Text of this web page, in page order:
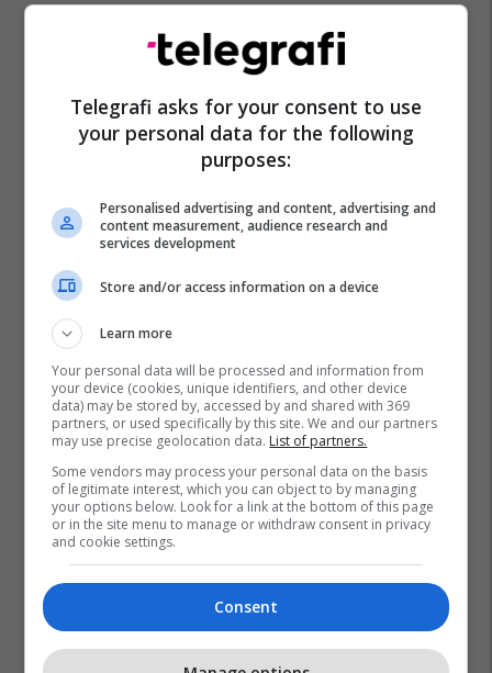
Promo Reklamo këtu
Lokal 517m² me tarracë në shitje
te Rruga C – hapësirë e
Telegrafi asks for your consent to use
your personal data for the following
purposes:
Personalised advertising and content, advertising and
content measurement, audience research and
services development
Store and/or access information on a device
Learn more
Your personal data will be processed and information from
your device (cookies, unique identifiers, and other device
data) may be stored by, accessed by and shared with 369
partners, or used specifically by this site. We and our partners
may use precise geolocation data. List of partners.
Some vendors may process your personal data on the basis
of legitimate interest, which you can object to by managing
your options below. Look for a link at the bottom of this page
or in the site menu to manage or withdraw consent in privacy
and cookie settings.
Consent